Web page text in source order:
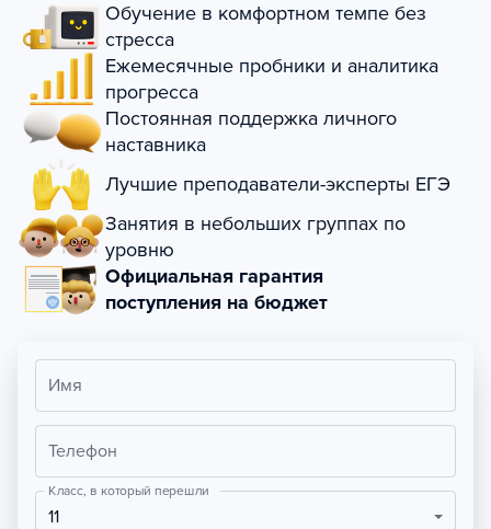
Обучение в комфортном темпе без
стресса
Ежемесячные пробники и аналитика
прогресса
Постоянная поддержка личного
наставника
Лучшие преподаватели-эксперты ЕГЭ
Занятия в небольших группах по
уровню
Официальная гарантия
поступления на бюджет
Имя
Телефон
Класс, в который перешли
11